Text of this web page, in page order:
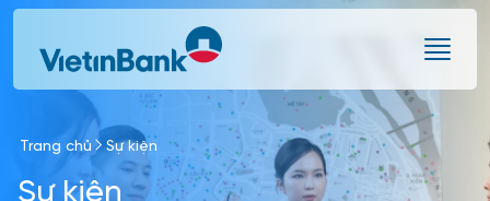
Skip to Main Content
Trang chủ Sự kiện
Sự kiện